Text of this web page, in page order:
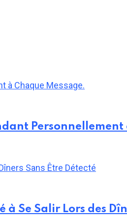
Personnellement
Se Salir Lors des